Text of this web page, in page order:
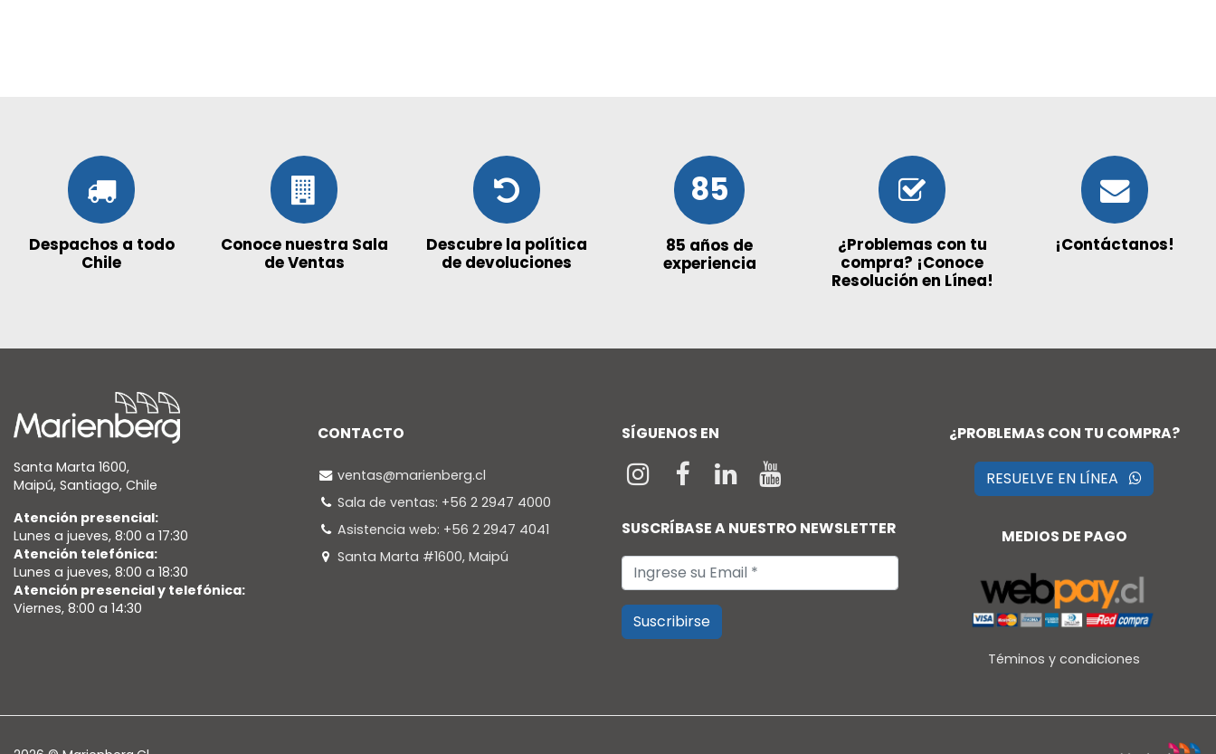
Despachos a todo
Chile
Conoce nuestra Sala
de Ventas
Descubre la política
de devoluciones
85
85 años de
experiencia
¿Problemas con tu
compra? ¡Conoce
Resolución en Línea!
¡Contáctanos!
Santa Marta 1600,
Maipú, Santiago, Chile
Atención presencial:
Lunes a jueves, 8:00 a 17:30
Atención telefónica:
Lunes a jueves, 8:00 a 18:30
Atención presencial y telefónica:
Viernes, 8:00 a 14:30
CONTACTO
ventas@marienberg.cl
Sala de ventas: +56 2 2947 4000
Asistencia web: +56 2 2947 4041
Santa Marta #1600, Maipú
SÍGUENOS EN
SUSCRÍBASE A NUESTRO NEWSLETTER
Suscribirse
¿PROBLEMAS CON TU COMPRA?
RESUELVE EN LÍNEA
MEDIOS DE PAGO
Téminos y condiciones